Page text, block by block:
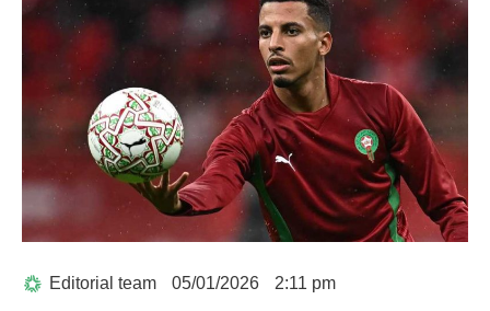
Editorial team 05/01/2026 2:11 pm